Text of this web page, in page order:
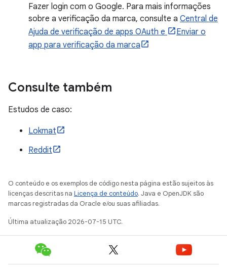
Fazer login com o Google. Para mais informações
sobre a verificação da marca, consulte a Central de
Ajuda de verificação de apps OAuth e
Enviar o
app para verificação da marca
Consulte também
Estudos de caso:
Lokmat
Reddit
O conteúdo e os exemplos de código nesta página estão sujeitos às
licenças descritas na Licença de conteúdo. Java e OpenJDK são
marcas registradas da Oracle e/ou suas afiliadas.
Última atualização 2026-07-15 UTC.